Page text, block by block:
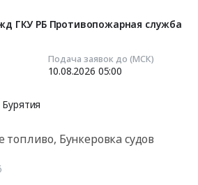
ГКУ РБ Противопожарная служба
Подача заявок до (МСК)
10.08.2026 05:00
Бункеровка судов